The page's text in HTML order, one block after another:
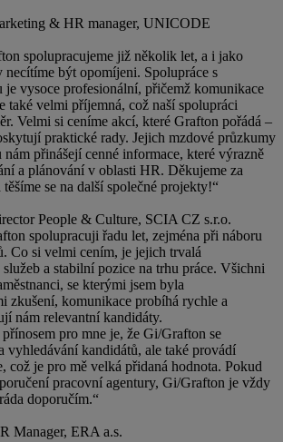
& HR manager, UNICODE
spolupracujeme již několik let, a i jako
necítíme být opomíjeni. Spolupráce s
vysoce profesionální, přičemž komunikace
také velmi příjemná, což naší spolupráci
Velmi si ceníme akcí, které Grafton pořádá –
praktické rady. Jejich mzdové průzkumy
přinášejí cenné informace, které výrazně
a plánování v oblasti HR. Děkujeme za
se na další společné projekty!“
People & Culture, SCIA CZ s.r.o.
spolupracuji řadu let, zejména při náboru
Co si velmi cením, je jejich trvalá
a stabilní pozice na trhu práce. Všichni
se kterými jsem byla
zkušení, komunikace probíhá rychle a
nám relevantní kandidáty.
pro mne je, že Gi/Grafton se
vyhledávání kandidátů, ale také provádí
což je pro mě velká přidaná hodnota. Pokud
pracovní agentury, Gi/Grafton je vždy
doporučím.“
Manager, ERA a.s.